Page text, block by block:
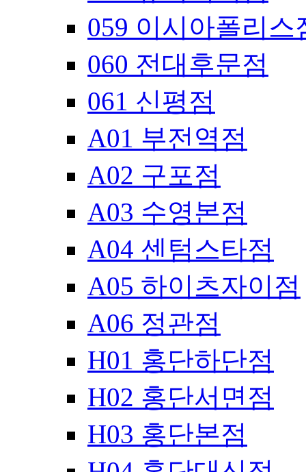
059 이시아폴리스
060 전대후문점
061 신평점
A01 부전역점
A02 구포점
A03 수영본점
A04 센텀스타점
A05 하이츠자이점
A06 정관점
H01 홍단하단점
H02 홍단서면점
H03 홍단본점